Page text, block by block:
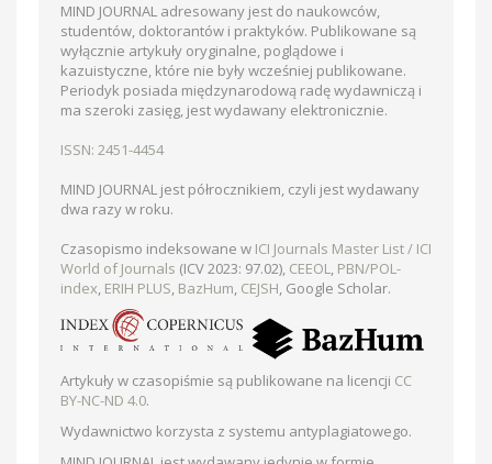
MIND JOURNAL adresowany jest do naukowców,
studentów, doktorantów i praktyków. Publikowane są
wyłącznie artykuły oryginalne, poglądowe i
kazuistyczne, które nie były wcześniej publikowane.
Periodyk posiada międzynarodową radę wydawniczą i
ma szeroki zasięg, jest wydawany elektronicznie.
ISSN: 2451-4454
MIND JOURNAL jest półrocznikiem, czyli jest wydawany
dwa razy w roku.
Czasopismo indeksowane w ICI Journals Master List / ICI
World of Journals (ICV 2023: 97.02), CEEOL, PBN/POL-
index, ERIH PLUS, BazHum, CEJSH, Google Scholar.
Artykuły w czasopiśmie są publikowane na licencji CC
BY-NC-ND 4.0.
Wydawnictwo korzysta z systemu antyplagiatowego.